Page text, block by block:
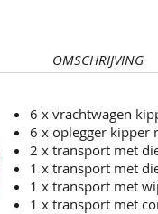
OMSCHRIJVING
6 x vrachtwagen
6 x oplegger kipper
2 x transport met
1 x transport met
1 x transport met
1 x transport met